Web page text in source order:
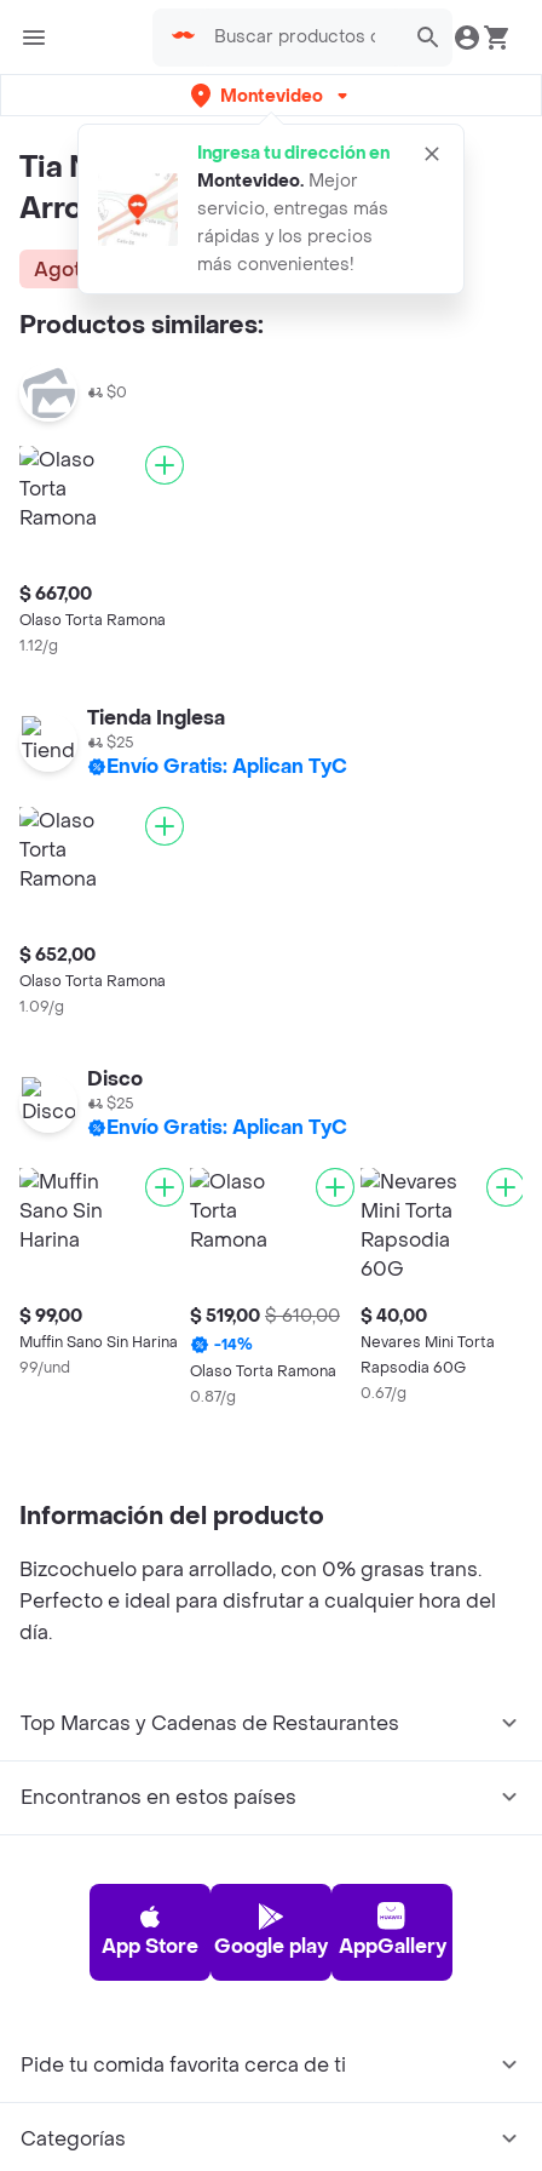
Montevideo
Ingresa tu dirección en
Montevideo. Mejor
servicio, entregas más
rápidas y los precios
más convenientes!
Tia Nona Bizcochuelo para
Arrollado
Agotado
Productos similares:
$0
$ 667,00
Olaso Torta Ramona
1.12/g
Tienda Inglesa
$25
Envío Gratis: Aplican TyC
$ 652,00
Olaso Torta Ramona
1.09/g
Disco
$25
Envío Gratis: Aplican TyC
$ 99,00
Muffin Sano Sin Harina
99/und
$ 519,00 $ 610,00
-14%
Olaso Torta Ramona
0.87/g
$ 40,00
Nevares Mini Torta
Rapsodia 60G
0.67/g
Información del producto
Bizcochuelo para arrollado, con 0% grasas trans.
Perfecto e ideal para disfrutar a cualquier hora del
día.
Top Marcas y Cadenas de Restaurantes
Encontranos en estos países
App Store Google play AppGallery
Pide tu comida favorita cerca de ti
Categorías